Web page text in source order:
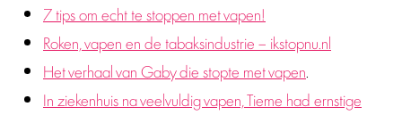
7 tips om echt te stoppen met vapen!
Roken, vapen en de tabaksindustrie – ikstopnu.nl
Het verhaal van Gaby die stopte met vapen
In ziekenhuis na veelvuldig vapen, Tieme had ernstige